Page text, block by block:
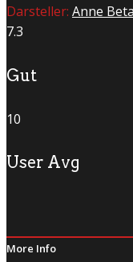
Darsteller: Anne
7.3
Gut
10
User Avg
More Info